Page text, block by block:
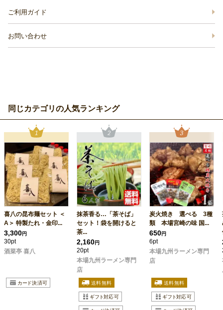
ご利用ガイド
お問い合わせ
同じカテゴリの人気ランキング
喜八の昆布麺セット ＜
A＞ 特製たれ・金印...
3,300円
30pt
酒菜亭 喜八
抹茶香る…「茶そば」
セット！袋を開けると
茶...
2,160円
20pt
本場九州ラーメン専門
店
炭火焼き 選べる 3種
類 本場宮崎の味 国...
650円
6pt
本場九州ラーメン専門
店